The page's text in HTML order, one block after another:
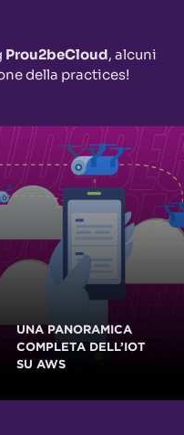
Prou2beCloud, alcuni
della practices!
UNA PANORAMICA
COMPLETA DELL’IOT
SU AWS